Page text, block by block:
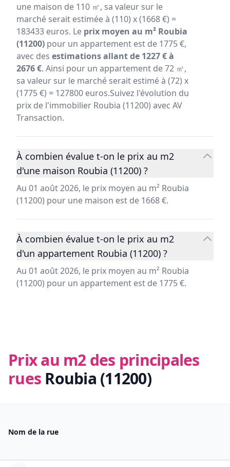
une maison de 110 ㎡, sa valeur sur le
marché serait estimée à (110) x (1668 €) =
183433 euros. Le prix moyen au m² Roubia
(11200) pour un appartement est de 1775 €,
avec des estimations allant de 1227 € à
2676 €. Ainsi pour un appartement de 72 ㎡,
sa valeur sur le marché serait estimé à (72) x
(1775 €) = 127800 euros.Suivez l'évolution du
prix de l'immobilier Roubia (11200) avec AV
Transaction.
À combien évalue t-on le prix au m2
d'une maison Roubia (11200) ?
Au 01 août 2026, le prix moyen au m² Roubia
(11200) pour une maison est de 1668 €.
À combien évalue t-on le prix au m2
d'un appartement Roubia (11200) ?
Au 01 août 2026, le prix moyen au m² Roubia
(11200) pour un appartement est de 1775 €.
Prix au m2 des principales
rues Roubia (11200)
Nom de la rue